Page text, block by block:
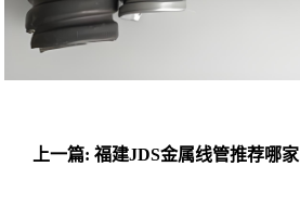
上一篇: 福建JDS金属线管推荐哪家